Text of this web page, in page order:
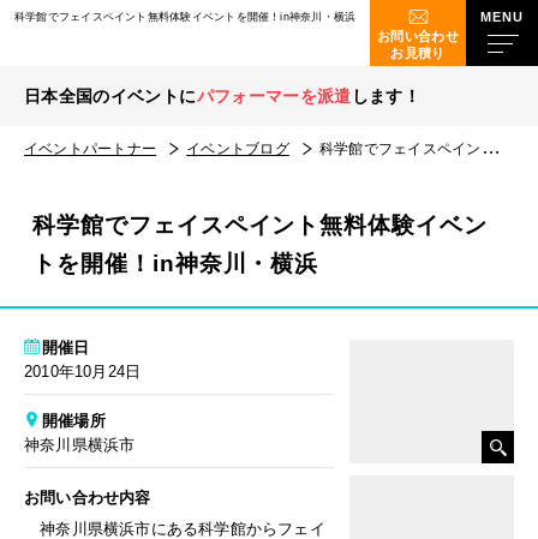
科学館でフェイスペイント無料体験イベントを開催！in神奈川・横浜
お問い合わせ
お見積り
日本全国のイベントにパフォーマーを派遣 します！
イベントパートナー イベントブログ 科学館でフェイスペイント無料体験イベントを開催！in神奈川・横浜
科学館でフェイスペイント無料体験イベン
トを開催！in神奈川・横浜
開催日
2010年10月24日
開催場所
神奈川県横浜市
お問い合わせ内容
神奈川県横浜市にある科学館からフェイ